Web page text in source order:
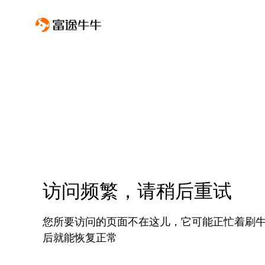
访问频繁，请稍后重试
您所要访问的页面不在这儿，它可能正忙着刷
后就能恢复正常